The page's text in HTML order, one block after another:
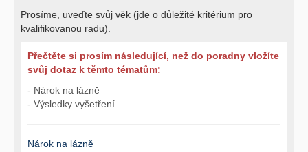
Prosíme, uveďte svůj věk (jde o důležité kritérium pro
kvalifikovanou radu).
Přečtěte si prosím následující, než do poradny vložíte
svůj dotaz k těmto tématům:
- Nárok na lázně
- Výsledky vyšetření
Nárok na lázně